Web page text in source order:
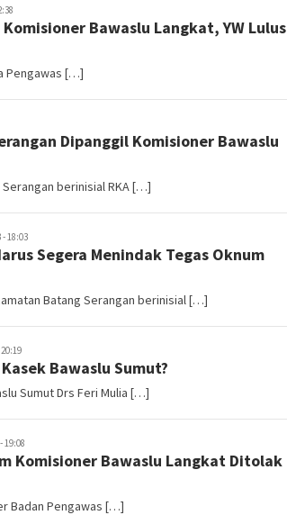
Bawaslu Langkat, YW Lulus
Pengawas […]
Dipanggil Komisioner Bawaslu
berinisial RKA […]
18:03
Segera Menindak Tegas Oknum
Batang Serangan berinisial […]
Bawaslu Sumut?
Sumut Drs Feri Mulia […]
19:08
Komisioner Bawaslu Langkat Ditolak
Badan Pengawas […]